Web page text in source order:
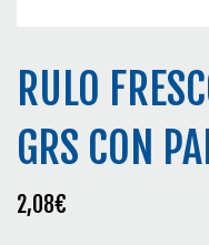
RULO
GRS CON
2,08€